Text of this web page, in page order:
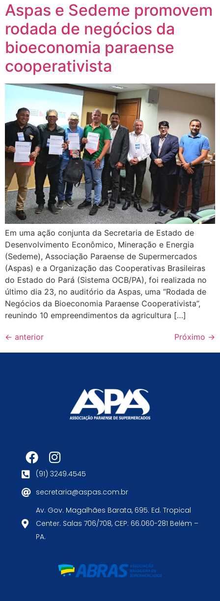
Aspas e Sedeme promovem
rodada de negócios da
bioeconomia paraense
cooperativista
Em uma ação conjunta da Secretaria de Estado de
Desenvolvimento Econômico, Mineração e Energia
(Sedeme), Associação Paraense de Supermercados
(Aspas) e a Organização das Cooperativas Brasileiras
do Estado do Pará (Sistema OCB/PA), foi realizada no
último dia 23, no auditório da Aspas, uma “Rodada de
Negócios da Bioeconomia Paraense Cooperativista”,
reunindo 10 empreendimentos da agricultura […]
← anterior Próximo →
(91) 3249.4545
secretaria@aspas.com.br
Av. Gov. Magalhães Barata, 695. Ed. Tropical
Center. Salas 706/708, CEP: 66.060-281 Belém –
PA.